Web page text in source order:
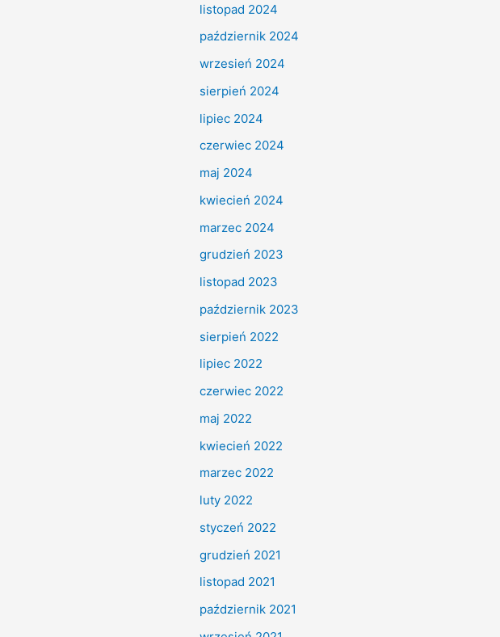
listopad 2024
październik 2024
wrzesień 2024
sierpień 2024
lipiec 2024
czerwiec 2024
maj 2024
kwiecień 2024
marzec 2024
grudzień 2023
listopad 2023
październik 2023
sierpień 2022
lipiec 2022
czerwiec 2022
maj 2022
kwiecień 2022
marzec 2022
luty 2022
styczeń 2022
grudzień 2021
listopad 2021
październik 2021